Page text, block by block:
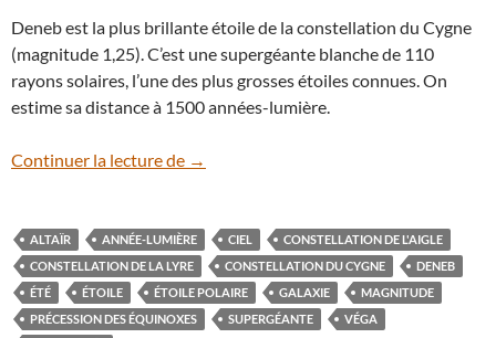
Deneb est la plus brillante étoile de la constellation du Cygne
(magnitude 1,25). C’est une supergéante blanche de 110
rayons solaires, l’une des plus grosses étoiles connues. On
estime sa distance à 1500 années-lumière.
Continuer la lecture de Le triangle d’été
→
ALTAÏR ANNÉE-LUMIÈRE CIEL
CONSTELLATION DE L'AIGLE
CONSTELLATION DE LA LYRE
CONSTELLATION DU CYGNE
DENEB
ÉTÉ
ÉTOILE ÉTOILE POLAIRE GALAXIE
MAGNITUDE
PRÉCESSION DES ÉQUINOXES
SUPERGÉANTE
VÉGA